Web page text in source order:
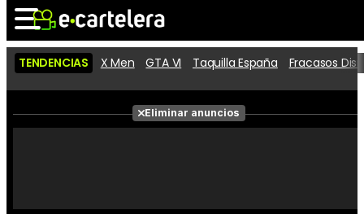
Noticias
Cartelera
TENDENCIAS X Men GTA VI Taquilla España Fracasos
Eliminar anuncios